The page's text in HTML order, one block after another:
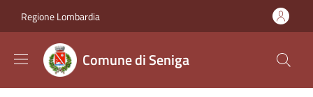
Regione Lombardia
Comune di Seniga